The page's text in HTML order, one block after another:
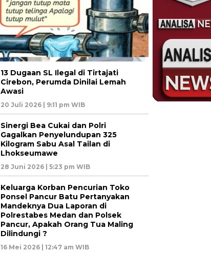
13 Dugaan SL Ilegal di Tirtajati
Cirebon, Perumda Dinilai Lemah
Awasi
20 Juli 2026 | 9:11 pm WIB
Sinergi Bea Cukai dan Polri
Gagalkan Penyelundupan 325
Kilogram Sabu Asal Tailan di
Lhokseumawe
28 Juni 2026 | 5:23 pm WIB
Keluarga Korban Pencurian Toko
Ponsel Pancur Batu Pertanyakan
Mandeknya Dua Laporan di
Polrestabes Medan dan Polsek
Pancur, Apakah Orang Tua Maling
Dilindungi ?
16 Mei 2026 | 12:47 am WIB